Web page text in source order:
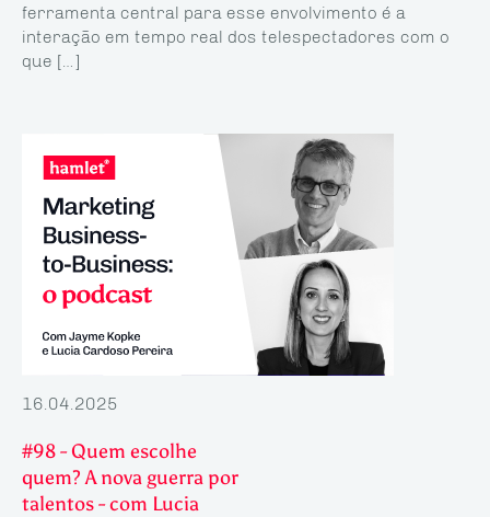
ferramenta central para esse envolvimento é a
interação em tempo real dos telespectadores com o
que […]
16.04.2025
#98 - Quem escolhe
quem? A nova guerra por
talentos - com Lucia